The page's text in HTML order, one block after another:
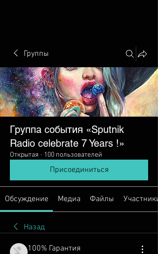
Группы
Группа события «Sputnik
Radio сelebrate 7 Years !»
Открытая · 100 пользователей
Присоединиться
Обсуждение Медиа Файлы Участники
Назад
100% Гарантия